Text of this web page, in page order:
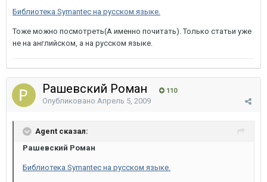
Библиотека Symantec на русском языке.
Тоже можно посмотреть(А именно почитать). Только статьи уже
не на английском, а на русском языке.
Рашевский Роман 110
Опубликовано Апрель 5, 2009
Agent сказал:
Рашевский Роман
Библиотека Symantec на русском языке.